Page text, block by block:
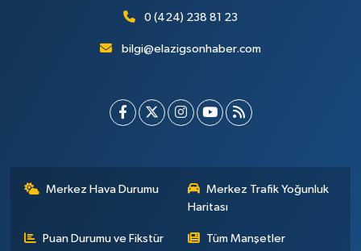
0 (424) 238 81 23
bilgi@elazigsonhaber.com
Merkez Hava Durumu
Merkez Trafik Yoğunluk
Haritası
Puan Durumu ve Fikstür Tüm Manşetler